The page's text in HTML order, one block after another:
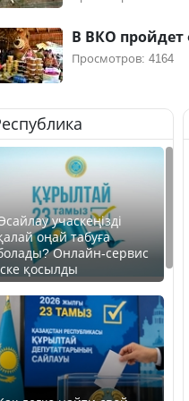
В ВКО пройдет
Просмотров: 4164
учаскеңізді
оңай табуға
Онлайн-сервис
қосылды